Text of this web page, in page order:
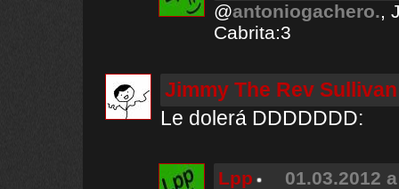
@antoniogachero.,
Cabrita:3
Jimmy The Rev Sullivan
Le dolerá DDDDDDD:
Lpp
01.03.2012